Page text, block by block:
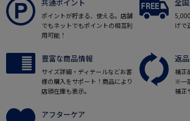
共通ポイント
ポイントが貯まる、使える。店舗
でもネットでもポイントの相互利
用可能！
全
げで
豊富な商品情報
サイズ詳細・ディテールなどお客
様の購入をサポート！商品により
店頭在庫も表示。
返
補正
※一
補正
アフターケア